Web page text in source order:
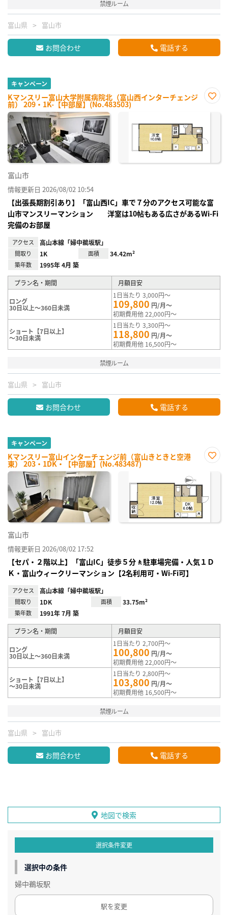
禁煙ルーム
富山県 富山市
お問合わせ 電話する
キャンペーン
Kマンスリー富山大学附属病院北（富山西インターチェンジ
前） 209・1K-【中部屋】(No.483503)
に入
富山市
情報更新日 2026/08/02 10:54
【出張長期割引あり】「富山西IC」車で７分のアクセス可能な富
山市マンスリーマンション 洋室は10帖もある広さがあるWi-Fi
完備のお部屋
アクセス 高山本線「婦中鵜坂駅」
間取り 1K 面積 34.42m²
築年数 1995年 4月 築
プラン名・期間 月額目安
ロング
30日以上～360日未満
1日当たり 3,000円～
109,800 円/月～
初期費用他 22,000円～
ショート【7日以上】
～30日未満
1日当たり 3,300円～
118,800 円/月～
初期費用他 16,500円～
禁煙ルーム
富山県 富山市
お問合わせ 電話する
キャンペーン
Kマンスリー富山インターチェンジ前（富山きときと空港
東） 203・1DK・【中部屋】(No.483487)
に入
富山市
情報更新日 2026/08/02 17:52
【セパ・２階以上】「富山IC」徒歩５分🚶駐車場完備・人気１Ｄ
Ｋ・富山ウィークリーマンション【2名利用可・Wi-Fi可】
アクセス 高山本線「婦中鵜坂駅」
間取り 1DK 面積 33.75m²
築年数 1991年 7月 築
プラン名・期間 月額目安
ロング
30日以上～360日未満
1日当たり 2,700円～
100,800 円/月～
初期費用他 22,000円～
ショート【7日以上】
～30日未満
1日当たり 2,800円～
103,800 円/月～
初期費用他 16,500円～
禁煙ルーム
富山県 富山市
お問合わせ 電話する
地図で検索
選択条件変更
選択中の条件
婦中鵜坂駅
駅を変更